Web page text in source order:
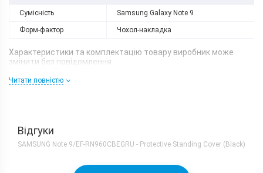
Сумісність Samsung Galaxy Note 9
Форм-фактор Чохол-накладка
Характеристики та комплектацію товару виробник може
змінити без повідомлення.
Читати повністю
Відгуки
SAMSUNG Note 9/EF-RN960CBEGRU - Protective Standing Cover (Black)